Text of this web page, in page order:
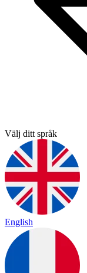
Välj ditt språk
English